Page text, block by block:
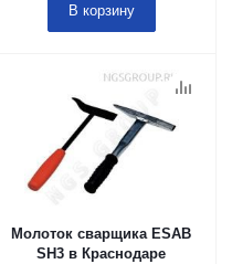
В корзину
Молоток сварщика ESAB
SH3 в Краснодаре